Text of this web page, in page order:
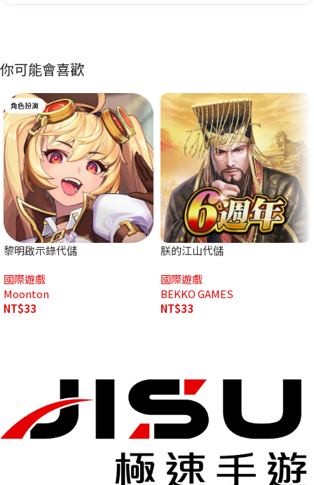
你可能會喜歡
角色扮演
黎明啟示錄代儲
國際遊戲
Moonton
NT$33
朕的江山代儲
國際遊戲
BEKKO GAMES
NT$33